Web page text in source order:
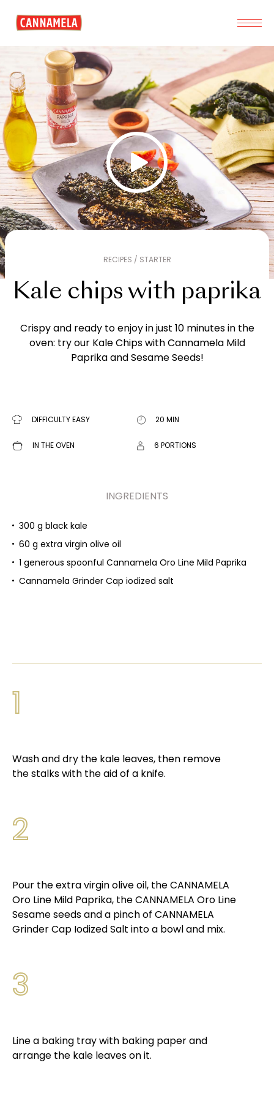
RECIPES / STARTER
Kale chips with paprika
Crispy and ready to enjoy in just 10 minutes in the
oven: try our Kale Chips with Cannamela Mild
Paprika and Sesame Seeds!
DIFFICULTY EASY 20 MIN
IN THE OVEN 6 PORTIONS
INGREDIENTS
300 g black kale
60 g extra virgin olive oil
1 generous spoonful Cannamela Oro Line Mild Paprika
Cannamela Grinder Cap iodized salt
1
Wash and dry the kale leaves, then remove
the stalks with the aid of a knife.
2
Pour the extra virgin olive oil, the CANNAMELA
Oro Line Mild Paprika, the CANNAMELA Oro Line
Sesame seeds and a pinch of CANNAMELA
Grinder Cap Iodized Salt into a bowl and mix.
3
Line a baking tray with baking paper and
arrange the kale leaves on it.